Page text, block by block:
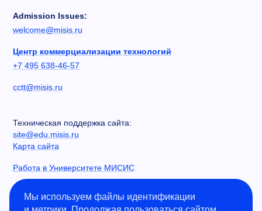
Admission Issues:
welcome@misis.ru
Центр коммерциализации технологий
+7 495 638-46-57
cctt@misis.ru
Техническая поддержка сайта:
site@edu.misis.ru
Карта сайта
Работа в Университете МИСИС
Сведения об образовательной организации
Мы используем файлы идентификации